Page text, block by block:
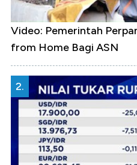
Video: Pemerintah
from Home Bagi ASN
2.